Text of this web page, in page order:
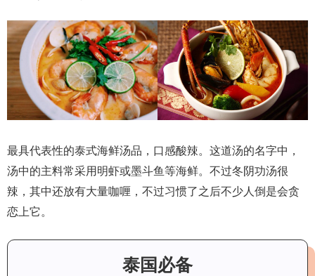
最具代表性的泰式海鲜汤品，口感酸辣。这道汤的名字中，
汤中的主料常采用明虾或墨斗鱼等海鲜。不过冬阴功汤很
辣，其中还放有大量咖喱，不过习惯了之后不少人倒是会贪
恋上它。
泰国必备